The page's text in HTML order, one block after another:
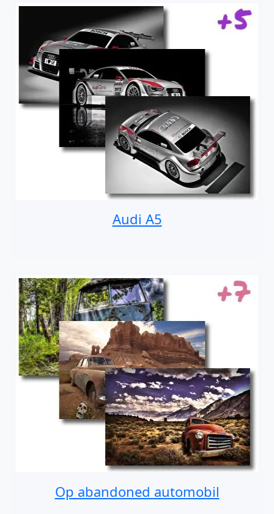
Audi A5
Op abandoned automobil